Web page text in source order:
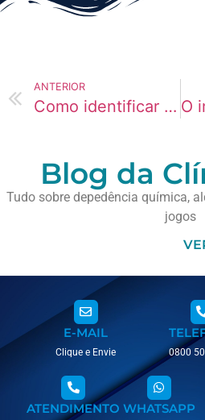
ANTERIOR
Como identificar atitudes de autossabotagem
Blog da
Tudo sobre depedência química,
jogos
E-MAIL
Clique e Envie 0800
ATENDIMENTO WHATSAPP